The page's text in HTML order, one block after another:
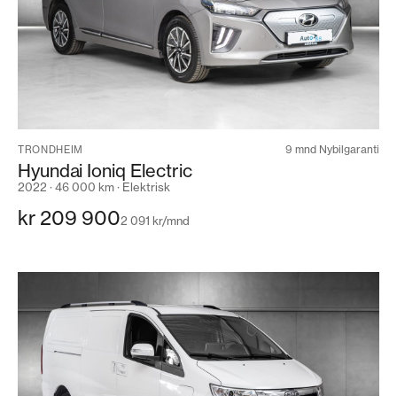
TRONDHEIM 9 mnd Nybilgaranti
Hyundai Ioniq Electric
2022 · 46 000 km · Elektrisk
kr 209 9002 091 kr/mnd